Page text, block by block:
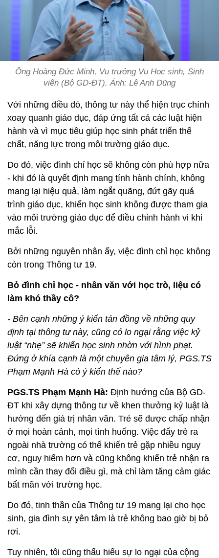
Ông Hoàng Đức Minh, Vụ trưởng Vụ Học sinh, Sinh
viên (Bộ GD-ĐT). Ảnh: Lê Anh Dũng
Với những điều đó, thông tư này thể hiện trục chính
xoay quanh giáo dục, đáp ứng tất cả các luật hiện
hành và vì mục tiêu giúp học sinh phát triển thể
chất, năng lực trong môi trường giáo dục.
Do đó, việc đình chỉ học sẽ không còn phù hợp nữa
- khi đó là quyết định mang tính hành chính, không
mang lại hiệu quả, làm ngắt quãng, đứt gãy quá
trình giáo dục, khiến học sinh không được tham gia
vào môi trường giáo dục để điều chỉnh hành vi khi
mắc lỗi.
Bởi những nguyên nhân ấy, việc đình chỉ học không
còn trong Thông tư 19.
Bỏ đình chỉ học - nhân văn với học trò, liệu có
làm khó thầy cô?
- Bên cạnh những ý kiến tán đồng về những quy
định tại thông tư này, cũng có lo ngại rằng việc kỷ
luật “nhẹ” sẽ khiến học sinh nhờn với hình phạt.
Đứng ở khía cạnh là một chuyên gia tâm lý, PGS.TS
Phạm Mạnh Hà có ý kiến thế nào?
PGS.TS Phạm Mạnh Hà: Định hướng của Bộ GD-
ĐT khi xây dựng thông tư về khen thưởng kỷ luật là
hướng đến giá trị nhân văn. Trẻ sẽ được chấp nhận
ở mọi hoàn cảnh, mọi tình huống. Việc đẩy trẻ ra
ngoài nhà trường có thể khiến trẻ gặp nhiều nguy
cơ, nguy hiểm hơn và cũng không khiến trẻ nhận ra
mình cần thay đổi điều gì, mà chỉ làm tăng cảm giác
bất mãn với trường học.
Do đó, tinh thần của Thông tư 19 mang lại cho học
sinh, gia đình sự yên tâm là trẻ không bao giờ bị bỏ
rơi.
Tuy nhiên, tôi cũng thấu hiểu sự lo ngại của cộng